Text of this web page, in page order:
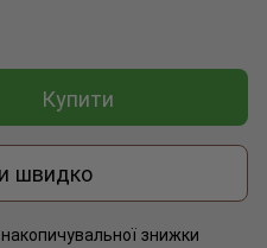
Купити
швидко
знижки